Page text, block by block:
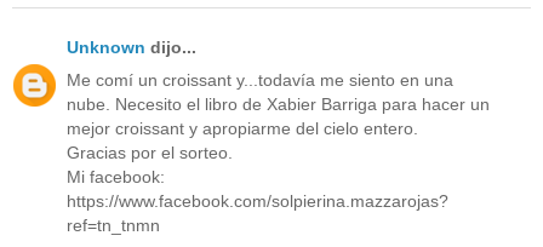
Unknown dijo...
Me comí un croissant y...todavía me siento en una
nube. Necesito el libro de Xabier Barriga para hacer un
mejor croissant y apropiarme del cielo entero.
Gracias por el sorteo.
Mi facebook:
https://www.facebook.com/solpierina.mazzarojas?
ref=tn_tnmn